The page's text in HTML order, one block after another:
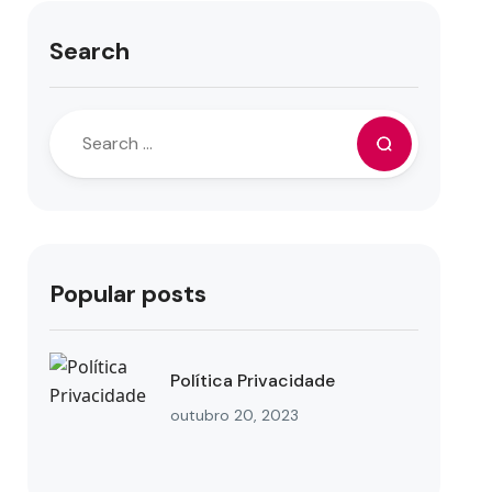
Search
Popular posts
Política Privacidade
outubro 20, 2023